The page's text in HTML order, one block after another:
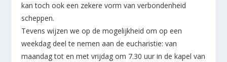
kan toch ook een zekere vorm van verbondenheid
scheppen.
Tevens wijzen we op de mogelijkheid om op een
weekdag deel te nemen aan de eucharistie: van
maandag tot en met vrijdag om 7.30 uur in de kapel van